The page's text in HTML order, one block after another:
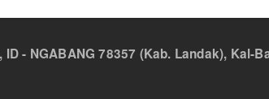
- NGABANG 78357 (Kab. Landak), Kal-